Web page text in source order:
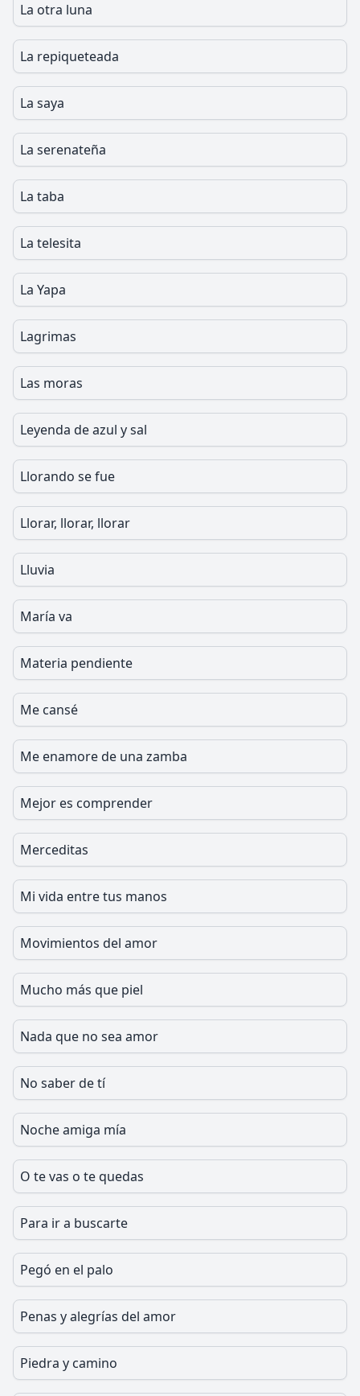
La otra luna
La repiqueteada
La saya
La serenateña
La taba
La telesita
La Yapa
Lagrimas
Las moras
Leyenda de azul y sal
Llorando se fue
Llorar, llorar, llorar
Lluvia
María va
Materia pendiente
Me cansé
Me enamore de una zamba
Mejor es comprender
Merceditas
Mi vida entre tus manos
Movimientos del amor
Mucho más que piel
Nada que no sea amor
No saber de tí
Noche amiga mía
O te vas o te quedas
Para ir a buscarte
Pegó en el palo
Penas y alegrías del amor
Piedra y camino